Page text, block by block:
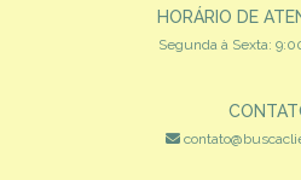
HORÁRIO DE
Segunda à Sexta: